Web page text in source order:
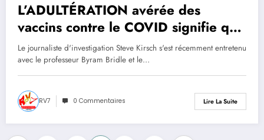
L’ADULTÉRATION avérée des
vaccins contre le COVID signifie que
les Américains peuvent désormais
poursuivre en justice les fabricants
de vaccins – et la FDA est OBLIGÉE
de prendre des mesures en les
retirant du marché.
Le journaliste d'investigation Steve Kirsch s'est récemment entretenu
avec le professeur Byram Bridle et le…
RV7 0 Commentaires Lire La Suite